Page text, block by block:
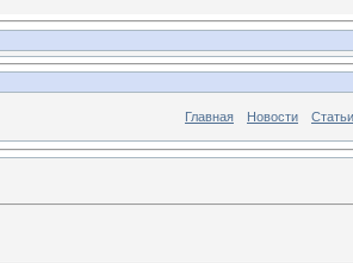
Главная Новости Статьи